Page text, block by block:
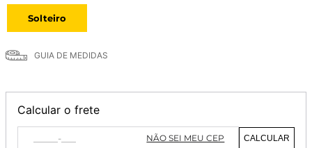
Solteiro
GUIA DE MEDIDAS
Calcular o frete
NÃO SEI MEU CEP CALCULAR